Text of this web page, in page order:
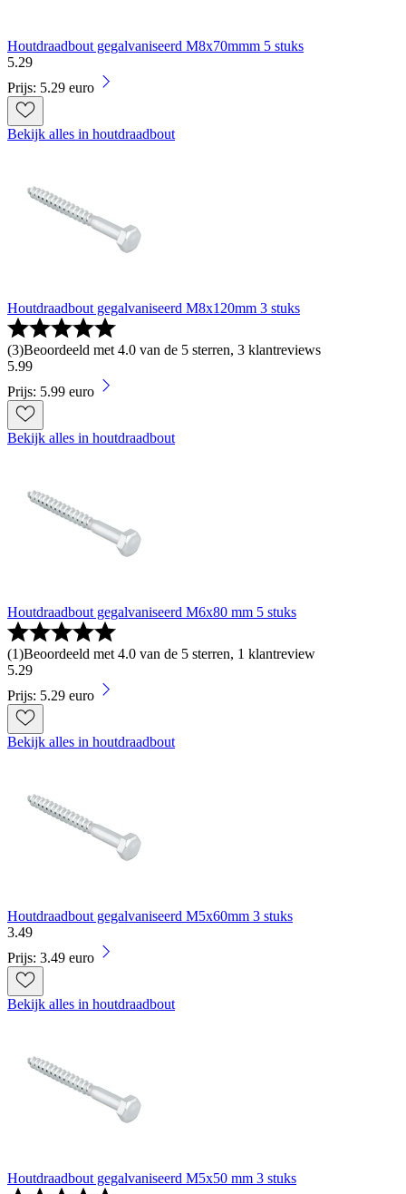
Houtdraadbout gegalvaniseerd M8x70mmm 5 stuks
5.29
Prijs: 5.29 euro
Bekijk alles in houtdraadbout
Houtdraadbout gegalvaniseerd M8x120mm 3 stuks
(3)Beoordeeld met 4.0 van de 5 sterren, 3 klantreviews
5.99
Prijs: 5.99 euro
Bekijk alles in houtdraadbout
Houtdraadbout gegalvaniseerd M6x80 mm 5 stuks
(1)Beoordeeld met 4.0 van de 5 sterren, 1 klantreview
5.29
Prijs: 5.29 euro
Bekijk alles in houtdraadbout
Houtdraadbout gegalvaniseerd M5x60mm 3 stuks
3.49
Prijs: 3.49 euro
Bekijk alles in houtdraadbout
Houtdraadbout gegalvaniseerd M5x50 mm 3 stuks